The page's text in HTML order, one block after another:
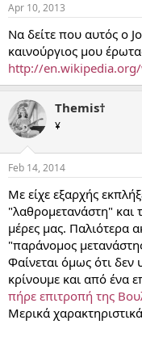
Apr 10, 2013
Να δείτε που αυτός ο
καινούργιος μου
http://
Themis†
¥
Feb 14, 2014
Με είχε εξαρχής
"λαθρομετανάστη" και
μέρες μας. Παλιότερα
"παράνομος
Φαίνεται όμως ότι δεν
κρίνουμε και από ένα
πήρε επιτροπή της
Μερικά